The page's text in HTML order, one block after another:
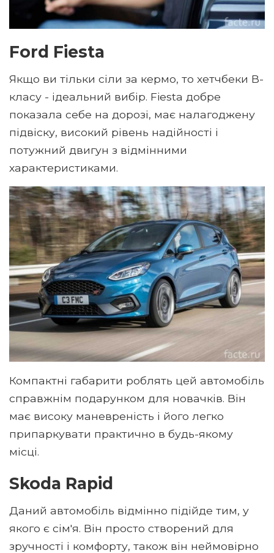
Ford Fiesta
Якщо ви тільки сіли за кермо, то хетчбеки B-
класу - ідеальний вибір. Fiesta добре
показала себе на дорозі, має налагоджену
підвіску, високий рівень надійності і
потужний двигун з відмінними
характеристиками.
Компактні габарити роблять цей автомобіль
справжнім подарунком для новачків. Він
має високу маневреність і його легко
припаркувати практично в будь-якому
місці.
Skoda Rapid
Даний автомобіль відмінно підійде тим, у
якого є сім'я. Він просто створений для
зручності і комфорту, також він неймовірно